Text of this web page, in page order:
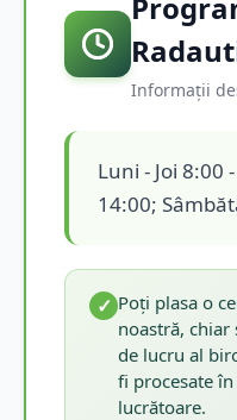
Informații
Luni - Joi 8:00
14:00;
✓ Poți plasa o
noastră,
de lucru al
fi procesate
lucrătoare.